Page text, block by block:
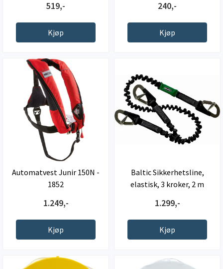
519,-
Kjøp
240,-
Kjøp
Automatvest Junir 150N -
1852
1.249,-
Kjøp
Baltic Sikkerhetsline,
elastisk, 3 kroker, 2 m
1.299,-
Kjøp